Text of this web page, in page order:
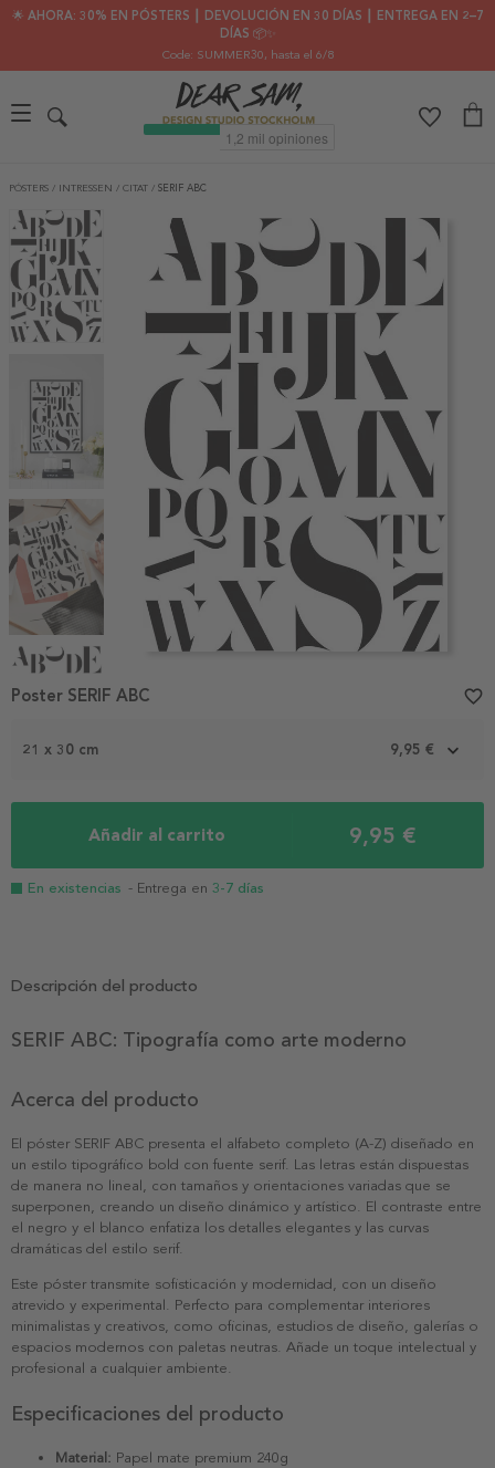
🌟 AHORA: 30% EN PÓSTERS ┃ DEVOLUCIÓN EN 30 DÍAS ┃ ENTREGA EN 2–7
DÍAS 📦✨
Code: SUMMER30, hasta el 6/8
PÓSTERS / INTRESSEN / CITAT / SERIF ABC
1
21 x 30 cm 9,95 €
Añadir al carrito 9,95 €
En existencias - Entrega en 3-7 días
Poster SERIF ABC favorite_border
Descripción del producto
SERIF ABC: Tipografía como arte moderno
Acerca del producto
El póster SERIF ABC presenta el alfabeto completo (A-Z) diseñado en
un estilo tipográfico bold con fuente serif. Las letras están dispuestas
de manera no lineal, con tamaños y orientaciones variadas que se
superponen, creando un diseño dinámico y artístico. El contraste entre
el negro y el blanco enfatiza los detalles elegantes y las curvas
dramáticas del estilo serif.
Este póster transmite sofisticación y modernidad, con un diseño
atrevido y experimental. Perfecto para complementar interiores
minimalistas y creativos, como oficinas, estudios de diseño, galerías o
espacios modernos con paletas neutras. Añade un toque intelectual y
profesional a cualquier ambiente.
Especificaciones del producto
Material: Papel mate premium 240g